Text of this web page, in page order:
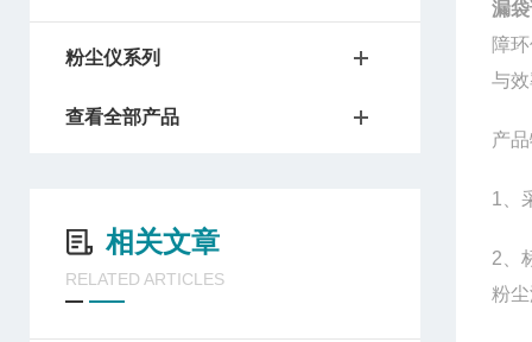
粉尘仪系列
查看全部产品
相关文章
RELATED ARTICLES
漏
障
与
产
1、
2、
粉